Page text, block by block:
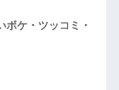
ボケ・ツッコミ・